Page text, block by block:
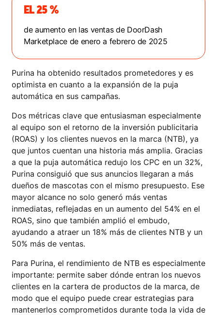
EL 25 %
de aumento en las ventas de DoorDash
Marketplace de enero a febrero de 2025
Purina ha obtenido resultados prometedores y es
optimista en cuanto a la expansión de la puja
automática en sus campañas.
Dos métricas clave que entusiasman especialmente
al equipo son el retorno de la inversión publicitaria
(ROAS) y los clientes nuevos en la marca (NTB), ya
que juntos cuentan una historia más amplia. Gracias
a que la puja automática redujo los CPC en un 32%,
Purina consiguió que sus anuncios llegaran a más
dueños de mascotas con el mismo presupuesto. Ese
mayor alcance no solo generó más ventas
inmediatas, reflejadas en un aumento del 54% en el
ROAS, sino que también amplió el embudo,
ayudando a atraer un 18% más de clientes NTB y un
50% más de ventas.
Para Purina, el rendimiento de NTB es especialmente
importante: permite saber dónde entran los nuevos
clientes en la cartera de productos de la marca, de
modo que el equipo puede crear estrategias para
mantenerlos comprometidos durante toda la vida de